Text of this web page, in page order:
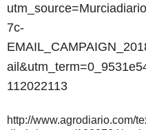
7c-
112022113
http://www.agrodiario.com/